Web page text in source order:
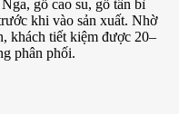
gỗ cao su, gỗ tần bì
khi vào sản xuất. Nhờ
khách tiết kiệm được 20–
phân phối.